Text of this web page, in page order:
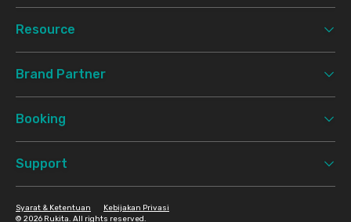
Resource
Brand Partner
Booking
Support
© 2026 Rukita. All rights reserved.
Syarat & Ketentuan Kebijakan Privasi